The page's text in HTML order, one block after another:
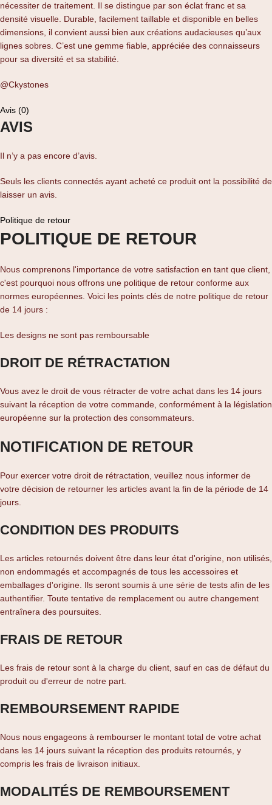
nécessiter de traitement. Il se distingue par son éclat franc et sa
densité visuelle. Durable, facilement taillable et disponible en belles
dimensions, il convient aussi bien aux créations audacieuses qu’aux
lignes sobres. C’est une gemme fiable, appréciée des connaisseurs
pour sa diversité et sa stabilité.
@Ckystones
Avis (0)
AVIS
Il n’y a pas encore d’avis.
Seuls les clients connectés ayant acheté ce produit ont la possibilité de
laisser un avis.
Politique de retour
POLITIQUE DE RETOUR
Nous comprenons l'importance de votre satisfaction en tant que client,
c'est pourquoi nous offrons une politique de retour conforme aux
normes européennes. Voici les points clés de notre politique de retour
de 14 jours :
Les designs ne sont pas remboursable
DROIT DE RÉTRACTATION
Vous avez le droit de vous rétracter de votre achat dans les 14 jours
suivant la réception de votre commande, conformément à la législation
européenne sur la protection des consommateurs.
NOTIFICATION DE RETOUR
Pour exercer votre droit de rétractation, veuillez nous informer de
votre décision de retourner les articles avant la fin de la période de 14
jours.
CONDITION DES PRODUITS
Les articles retournés doivent être dans leur état d'origine, non utilisés,
non endommagés et accompagnés de tous les accessoires et
emballages d'origine. Ils seront soumis à une série de tests afin de les
authentifier. Toute tentative de remplacement ou autre changement
entraînera des poursuites.
FRAIS DE RETOUR
Les frais de retour sont à la charge du client, sauf en cas de défaut du
produit ou d'erreur de notre part.
REMBOURSEMENT RAPIDE
Nous nous engageons à rembourser le montant total de votre achat
dans les 14 jours suivant la réception des produits retournés, y
compris les frais de livraison initiaux.
MODALITÉS DE REMBOURSEMENT